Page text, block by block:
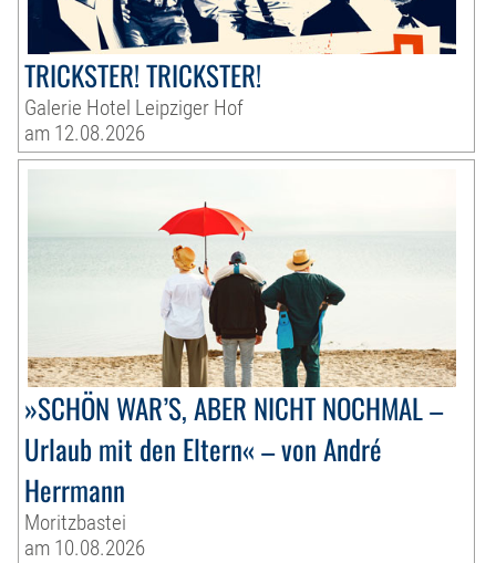
TRICKSTER! TRICKSTER!
Galerie Hotel Leipziger Hof
am 12.08.2026
»SCHÖN WAR’S, ABER NICHT NOCHMAL –
Urlaub mit den Eltern« – von André
Herrmann
Moritzbastei
am 10.08.2026